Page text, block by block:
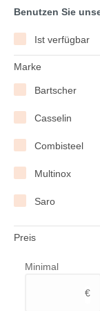
Benutzen Sie
Ist verfügbar
Marke
Bartscher
Casselin
Combisteel
Multinox
Saro
Preis
Minimal
€